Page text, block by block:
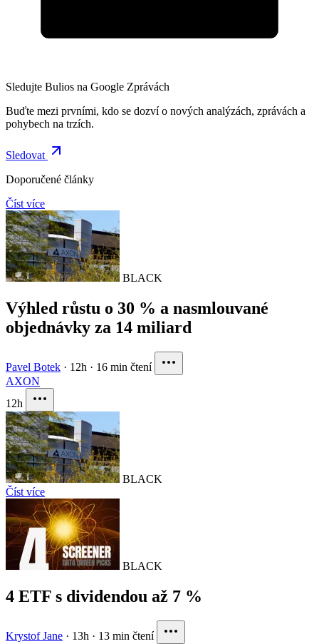
Sledujte Bulios na Google Zprávách
Buďte mezi prvními, kdo se dozví o nových analýzách, zprávách a
pohybech na trzích.
Sledovat
Doporučené články
Číst více
BLACK
Výhled růstu o 30 % a nasmlouvané
objednávky za 14 miliard
Pavel Botek · 12h · 16 min čtení
AXON
12h
BLACK
Číst více
BLACK
4 ETF s dividendou až 7 %
Krystof Jane · 13h · 13 min čtení